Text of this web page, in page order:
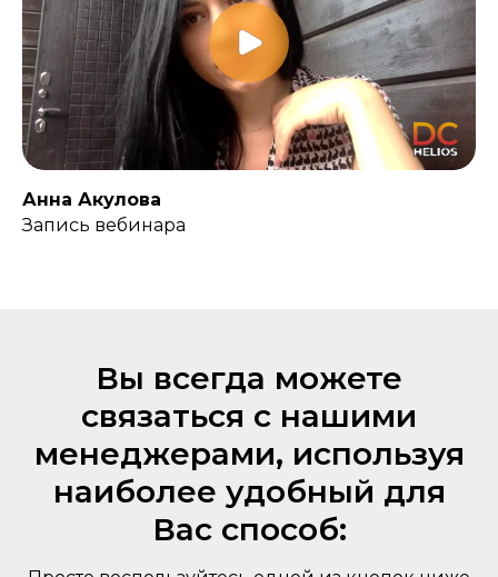
Анна Акулова
Запись вебинара
Вы всегда можете
связаться с нашими
менеджерами, используя
наиболее удобный для
Вас способ: